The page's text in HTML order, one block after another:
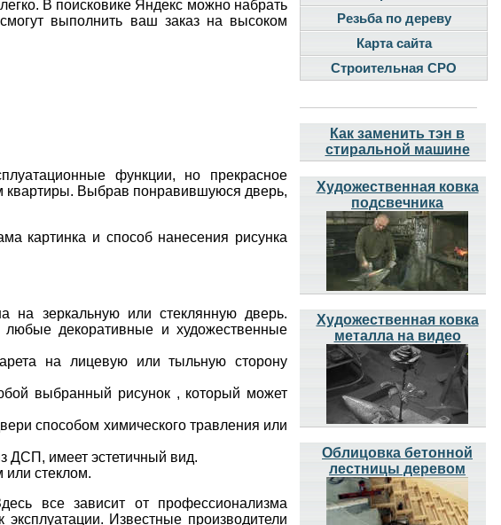
В поисковике Яндекс можно набрать
выполнить ваш заказ на высоком
функции, но прекрасное
квартиры. Выбрав понравившуюся дверь,
картинка и способ нанесения рисунка
на зеркальную или стеклянную дверь.
любые декоративные и художественные
на лицевую или тыльную сторону
выбранный рисунок , который может
способом химического травления или
ДСП, имеет эстетичный вид.
или стеклом.
все зависит от профессионализма
Известные производители
Резьба по дереву
Карта сайта
Строительная СРО
Как заменить тэн в
стиральной машине
Художественная ковка
подсвечника
Художественная ковка
металла на видео
Облицовка бетонной
лестницы деревом